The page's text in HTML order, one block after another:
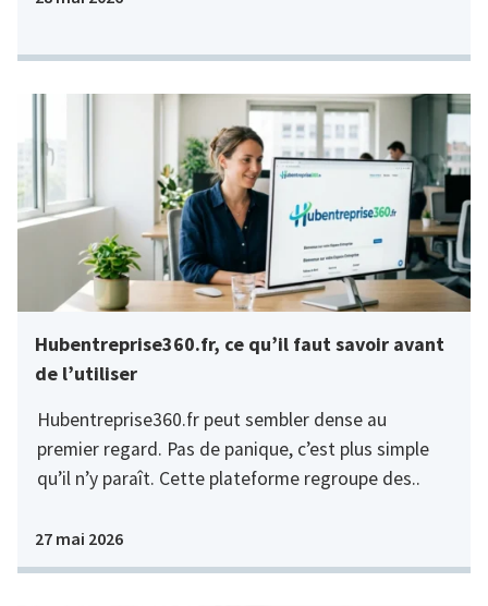
Hubentreprise360.fr, ce qu’il faut savoir avant
de l’utiliser
Hubentreprise360.fr peut sembler dense au
premier regard. Pas de panique, c’est plus simple
qu’il n’y paraît. Cette plateforme regroupe des..
27 mai 2026